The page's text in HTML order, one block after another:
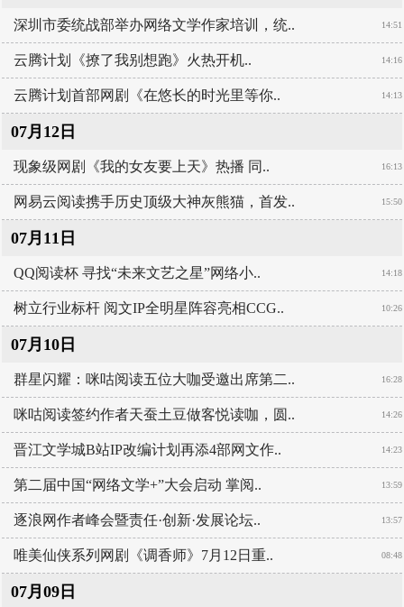
深圳市委统战部举办网络文学作家培训，统.. 14:51
云腾计划《撩了我别想跑》火热开机.. 14:16
云腾计划首部网剧《在悠长的时光里等你.. 14:13
07月12日
现象级网剧《我的女友要上天》热播 同.. 16:13
网易云阅读携手历史顶级大神灰熊猫，首发.. 15:50
07月11日
QQ阅读杯 寻找“未来文艺之星”网络小.. 14:18
树立行业标杆 阅文IP全明星阵容亮相CCG.. 10:26
07月10日
群星闪耀：咪咕阅读五位大咖受邀出席第二.. 16:28
咪咕阅读签约作者天蚕土豆做客悦读咖，圆.. 14:26
晋江文学城B站IP改编计划再添4部网文作.. 14:23
第二届中国“网络文学+”大会启动 掌阅.. 13:59
逐浪网作者峰会暨责任·创新·发展论坛.. 13:57
唯美仙侠系列网剧《调香师》7月12日重.. 08:48
07月09日